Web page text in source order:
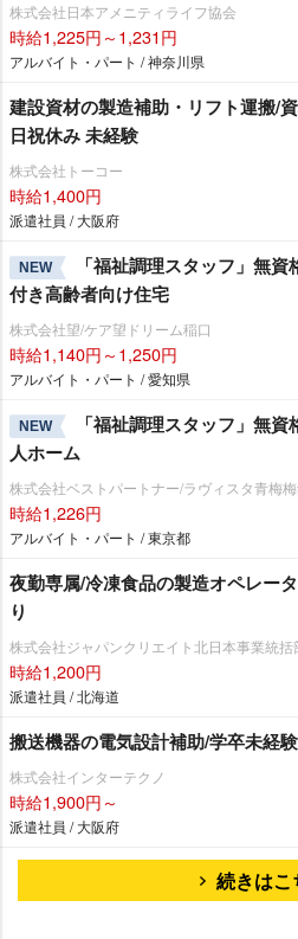
株式会社日本アメニティライフ協会
時給1,225円～1,231円
アルバイト・パート / 神奈川県
建設資材の製造補助・リフト運搬/
日祝休み 未経験
株式会社トーコー
時給1,400円
派遣社員 / 大阪府
NEW
「福祉調理スタッフ」無
付き高齢者向け住宅
株式会社望/ケア望ドリーム稲口
時給1,140円～1,250円
アルバイト・パート / 愛知県
NEW
「福祉調理スタッフ」無
人ホーム
株式会社ベストパートナー/ラヴィスタ青梅
時給1,226円
アルバイト・パート / 東京都
夜勤専属/冷凍食品の製造オペレー
り
株式会社ジャパンクリエイト北日本事業統括
時給1,200円
派遣社員 / 北海道
搬送機器の電気設計補助/学卒未経
株式会社インターテクノ
時給1,900円～
派遣社員 / 大阪府
続きはこ